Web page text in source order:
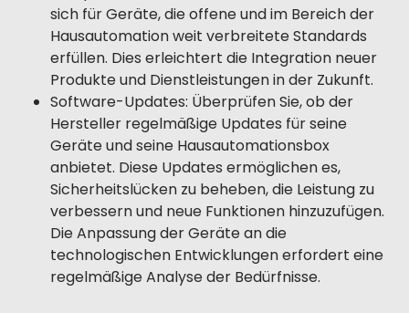
sich für Geräte, die offene und im Bereich der
Hausautomation weit verbreitete Standards
erfüllen. Dies erleichtert die Integration neuer
Produkte und Dienstleistungen in der Zukunft.
Software-Updates: Überprüfen Sie, ob der
Hersteller regelmäßige Updates für seine
Geräte und seine Hausautomationsbox
anbietet. Diese Updates ermöglichen es,
Sicherheitslücken zu beheben, die Leistung zu
verbessern und neue Funktionen hinzuzufügen.
Die Anpassung der Geräte an die
technologischen Entwicklungen erfordert eine
regelmäßige Analyse der Bedürfnisse.